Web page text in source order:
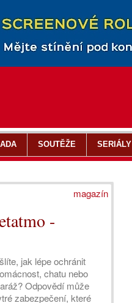
magazín
-
jak lépe ochránit
chatu nebo
Odpovědí může
zabezpečení, které
SOUTĚŽE SERIÁLY